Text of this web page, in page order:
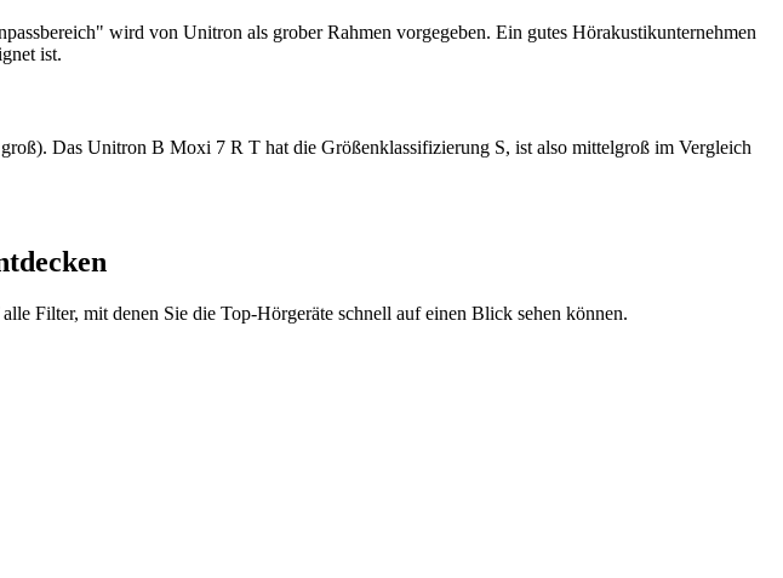
wird von Unitron als grober Rahmen vorgegeben. Ein gutes Hörakustikunternehmen
ist.
Das Unitron B Moxi 7 R T hat die Größenklassifizierung S, ist also mittelgroß im Vergleich
Filter, mit denen Sie die Top-Hörgeräte schnell auf einen Blick sehen können.